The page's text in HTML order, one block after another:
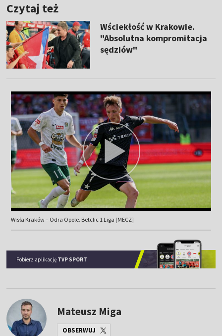
Czytaj też
Wściekłość w Krakowie.
"Absolutna kompromitacja
sędziów"
Wisła Kraków – Odra Opole. Betclic 1 Liga [MECZ]
Pobierz aplikację TVP SPORT
Mateusz Miga
OBSERWUJ